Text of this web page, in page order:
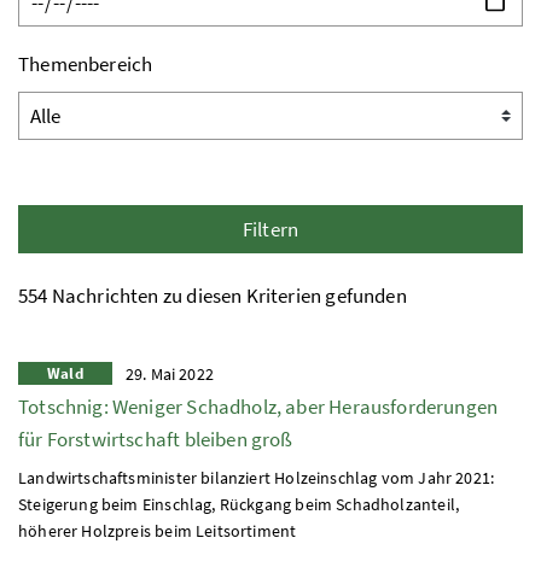
Themenbereich
Filtern
554 Nachrichten zu diesen Kriterien gefunden
Wald 29. Mai 2022
Totschnig: Weniger Schadholz, aber Herausforderungen
für Forstwirtschaft bleiben groß
Landwirtschaftsminister bilanziert Holzeinschlag vom Jahr 2021:
Steigerung beim Einschlag, Rückgang beim Schadholzanteil,
höherer Holzpreis beim Leitsortiment